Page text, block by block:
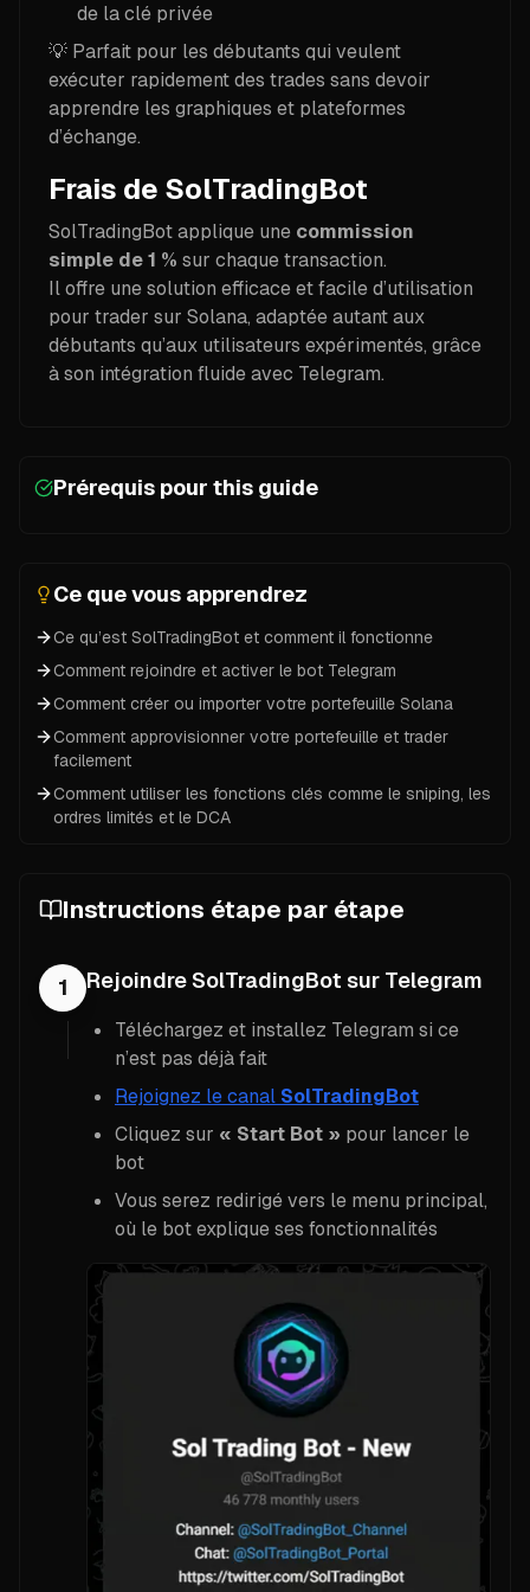
de la clé privée
💡 Parfait pour les débutants qui veulent
exécuter rapidement des trades sans devoir
apprendre les graphiques et plateformes
d’échange.
Frais de SolTradingBot
SolTradingBot applique une commission
simple de 1 % sur chaque transaction.
Il offre une solution efficace et facile d’utilisation
pour trader sur Solana, adaptée autant aux
débutants qu’aux utilisateurs expérimentés, grâce
à son intégration fluide avec Telegram.
Prérequis pour this guide
Quelques minutes pour la configuration
Ce que vous apprendrez
Ce qu’est SolTradingBot et comment il fonctionne
Comment rejoindre et activer le bot Telegram
Comment créer ou importer votre portefeuille Solana
Comment approvisionner votre portefeuille et trader
facilement
Comment utiliser les fonctions clés comme le sniping, les
ordres limités et le DCA
Instructions étape par étape
1 Rejoindre SolTradingBot sur Telegram
Téléchargez et installez Telegram si ce
n’est pas déjà fait
Rejoignez le canal SolTradingBot
Cliquez sur « Start Bot » pour lancer le
bot
Vous serez redirigé vers le menu principal,
où le bot explique ses fonctionnalités